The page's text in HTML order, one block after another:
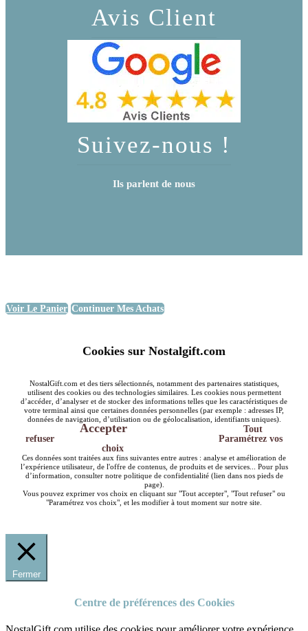
Avis Client
Suivez-nous !
Ils parlent de nous
Voir Le Panier Continuer Mes Achats
Cookies sur Nostalgift.com
NostalGift.com et des tiers sélectionnés, notamment des partenaires statistiques,
utilisent des cookies ou des technologies similaires. Les cookies nous permettent
d’accéder, d’analyser et de stocker des informations telles que les caractéristiques de
votre terminal ainsi que certaines données personnelles (par exemple : adresses IP,
données de navigation, d’utilisation ou de géolocalisation, identifiants uniques).
Accepter
Tout
refuser
Paramétrez vos
choix
Ces données sont traitées aux fins suivantes entre autres : analyse et amélioration de
l’expérience utilisateur, de l'offre de contenus, de produits et de services... Pour plus
d’information, consulter notre politique de confidentialité (lien dans nos pieds de
page).
Vous pouvez exprimer vos choix en cliquant sur "Tout accepter", "Tout refuser" ou
"Paramétrez vos choix", et les modifier à tout moment sur notre site.
Fermer
Centre de préférences des Cookies